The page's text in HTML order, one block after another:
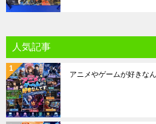
人気記事
アニメやゲームが好きな